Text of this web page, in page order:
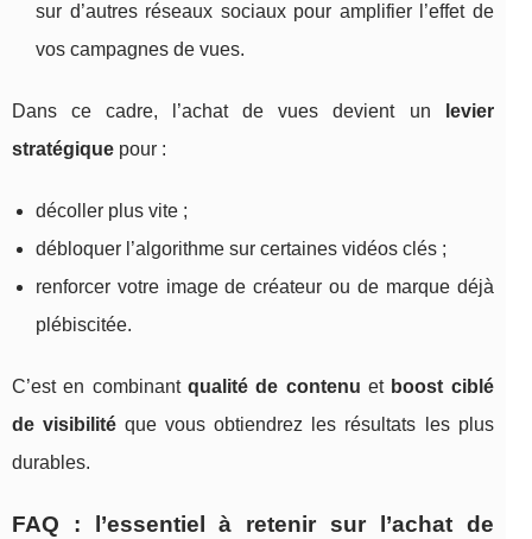
sur d’autres réseaux sociaux pour amplifier l’effet de
vos campagnes de vues.
Dans ce cadre, l’achat de vues devient un
levier
stratégique pour :
décoller plus vite ;
débloquer l’algorithme sur certaines vidéos clés ;
renforcer votre image de créateur ou de marque déjà
plébiscitée.
C’est en combinant qualité de contenu et boost ciblé
de visibilité que vous obtiendrez les résultats les plus
durables.
FAQ : l’essentiel à retenir sur l’achat de